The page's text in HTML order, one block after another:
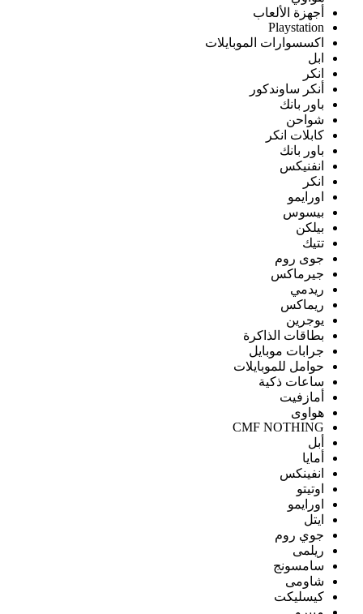
أجهزة الألعاب
Playstation
اكسسوارات الموبايلات
ابل
انكر
أنكر ساوندكور
باور بانك
شواحن
كابلات انكر
باور بانك
انفنيكس
انكر
اورايمو
بيسوس
بيلكن
تتيك
جوى روم
جيرماكس
ريدمي
ريماكس
يوجرين
بطاقات الذاكرة
جرابات موبايل
حوامل للموبايلات
ساعات ذكية
أمازفيت
هواوى
CMF NOTHING
أبل
أمايا
انفينكس
اوتيتو
اورايمو
ايتل
جوي روم
ريلمى
سامسونج
شاومى
كيسليكت